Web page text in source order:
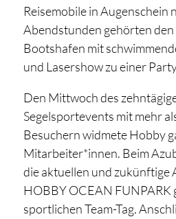
Reisemobile in Augenschein
Abendstunden gehörten den
Bootshafen mit
und Lasershow zu einer
Den Mittwoch des
Segelsportevents mit mehr
Besuchern widmete Hobby
Mitarbeiter*innen. Beim
die aktuellen und zukünftige
HOBBY OCEAN FUNPARK
sportlichen Team-Tag.